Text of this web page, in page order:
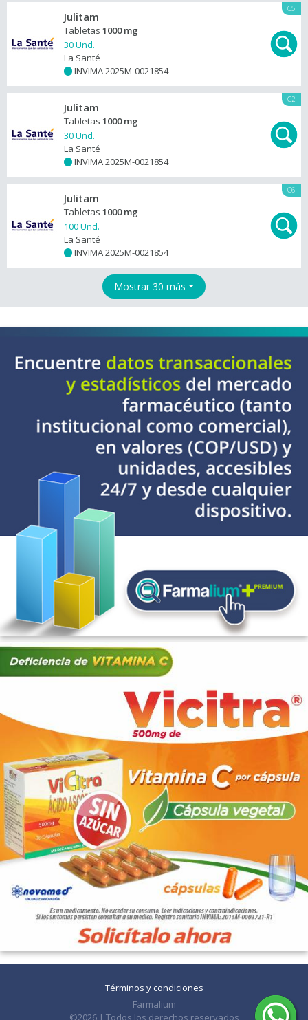
C5
Julitam
Tabletas 1000 mg
30 Und.
La Santé
INVIMA 2025M-0021854
C2
Julitam
Tabletas 1000 mg
30 Und.
La Santé
INVIMA 2025M-0021854
C6
Julitam
Tabletas 1000 mg
100 Und.
La Santé
INVIMA 2025M-0021854
Mostrar 30 más
Términos y condiciones
Farmalium
©2026 | Todos los derechos reservados